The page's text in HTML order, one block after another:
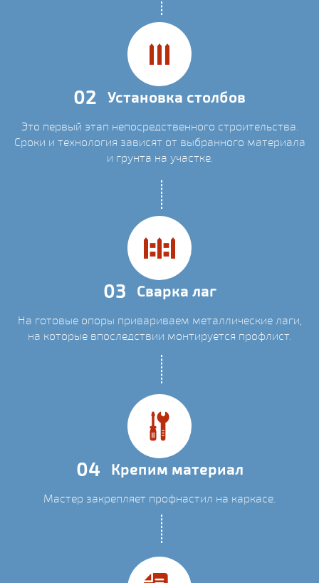
02 Установка столбов
Это первый этап непосредственного строительства.
Сроки и технология зависят от выбранного материала
и грунта на участке.
03 Сварка лаг
На готовые опоры привариваем металлические лаги,
на которые впоследствии монтируется профлист.
04 Крепим материал
Мастер закрепляет профнастил на каркасе.